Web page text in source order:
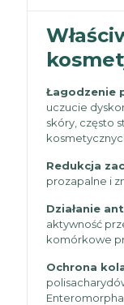
Łagodzenie
uczucie
skóry, często
Redukcja
prozapalne i
Działanie
aktywność
komórkowe
Ochrona